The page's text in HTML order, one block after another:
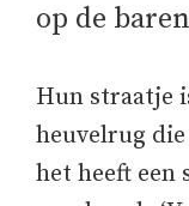
op de
Hun straatje
heuvelrug
het heeft een